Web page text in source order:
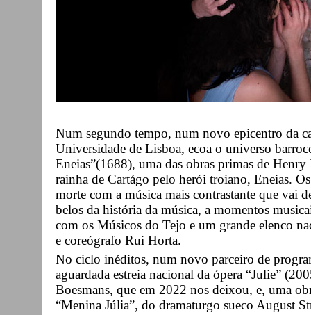
Num segundo tempo, num novo epicentro da
Universidade de Lisboa, ecoa o universo
Eneias”(1688), uma das obras primas de
rainha de Cartágo pelo herói troiano, Eneias.
morte com a música mais contrastante que vai
belos da história da música, a momentos
com os Músicos do Tejo e um grande elenco
e coreógrafo Rui Horta.
No ciclo inéditos, num novo parceiro de
aguardada estreia nacional da ópera “Julie”
Boesmans, que em 2022 nos deixou, e, uma
“Menina Júlia”, do dramaturgo sueco August